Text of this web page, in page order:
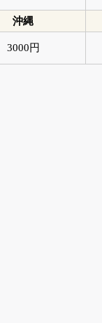
沖縄
3000円